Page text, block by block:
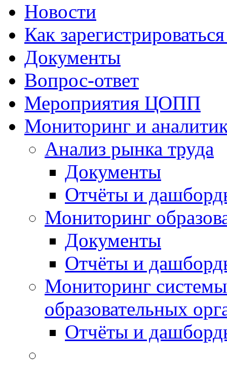
Новости
Как
Документы
Вопрос-ответ
Мероприятия ЦОПП
Мониторинг и
Анализ рынка труда
Документы
Отчёты и
Мониторинг
Документы
Отчёты и
Мониторинг
образовательных
Отчёты и